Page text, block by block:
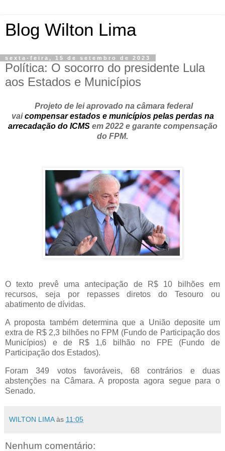
Blog Wilton Lima
sexta-feira, 15 de setembro de 2023
Política: O socorro do presidente Lula
aos Estados e Municípios
Projeto de lei aprovado na câmara federal
vaicompensar estados e municípios pelas perdas na
arrecadação do ICMSem 2022 e garante compensação
do FPM.
O texto prevê uma antecipação de R$ 10 bilhões em
recursos, seja por repasses diretos do Tesouro ou
abatimento de dívidas.
A proposta também determina que a União deposite um
extra de R$ 2,3 bilhões no FPM (Fundo de Participação dos
Municípios) e de R$ 1,6 bilhão no FPE (Fundo de
Participação dos Estados).
Foram 349 votos favoráveis, 68 contrários e duas
abstenções na Câmara. A proposta agora segue para o
Senado.
WILTON LIMA às 11:05
Nenhum comentário: